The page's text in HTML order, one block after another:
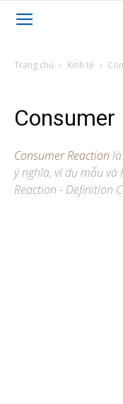
Trang chủ Kinh tế
Consumer
Consumer Reaction
ý nghĩa, ví dụ mẫu
Reaction - Definition